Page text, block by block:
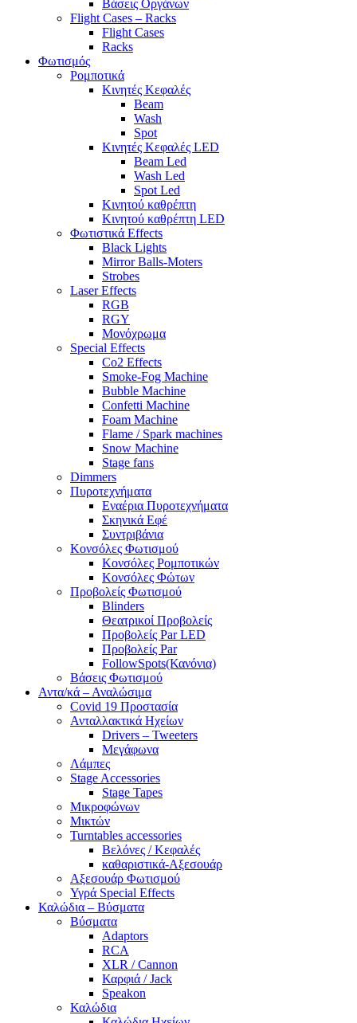
Βάσεις Οργάνων
Flight Cases – Racks
Flight Cases
Racks
Φωτισμός
Ρομποτικά
Κινητές Κεφαλές
Beam
Wash
Spot
Κινητές Κεφαλές LED
Beam Led
Wash Led
Spot Led
Κινητού καθρέπτη
Κινητού καθρέπτη LED
Φωτιστικά Effects
Black Lights
Mirror Balls-Moters
Strobes
Laser Effects
RGB
RGY
Μονόχρωμα
Special Effects
Co2 Effects
Smoke-Fog Machine
Bubble Machine
Confetti Machine
Foam Machine
Flame / Spark machines
Snow Machine
Stage fans
Dimmers
Πυροτεχνήματα
Εναέρια Πυροτεχνήματα
Σκηνικά Εφέ
Συντριβάνια
Κονσόλες Φωτισμού
Κονσόλες Ρομποτικών
Κονσόλες Φώτων
Προβολείς Φωτισμού
Blinders
Θεατρικοί Προβολείς
Προβολείς Par LED
Προβολείς Par
FollowSpots(Κανόνια)
Βάσεις Φωτισμού
Αντα/κά – Αναλώσιμα
Covid 19 Προστασία
Ανταλλακτικά Ηχείων
Drivers – Tweeters
Μεγάφωνα
Λάμπες
Stage Accessories
Stage Tapes
Μικροφώνων
Μικτών
Turntables accessories
Βελόνες / Κεφαλές
καθαριστικά-Αξεσουάρ
Αξεσουάρ Φωτισμού
Υγρά Special Effects
Καλώδια – Βύσματα
Βύσματα
Adaptors
RCA
XLR / Cannon
Καρφιά / Jack
Speakon
Καλώδια